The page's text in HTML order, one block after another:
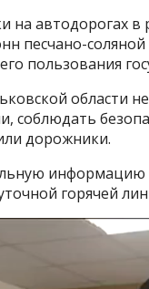
автодорогах
песчано-
пользования
области
соблюдать
дорожники.
информацию
горячей